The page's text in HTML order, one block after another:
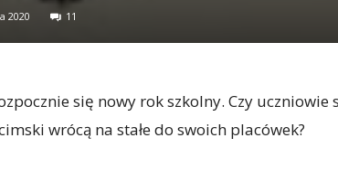
2020 11
się nowy rok szkolny. Czy uczniowie
wrócą na stałe do swoich placówek?